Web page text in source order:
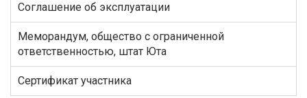
Соглашение об эксплуатации
Меморандум, общество с ограниченной
ответственностью, штат Юта
Сертификат участника